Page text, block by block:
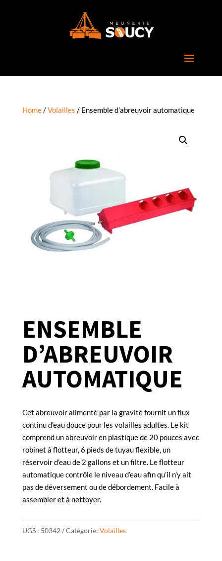
Home/Volailles / Ensemble d’abreuvoir automatique
ENSEMBLE
D’ABREUVOIR
AUTOMATIQUE
Cet abreuvoir alimenté par la gravité fournit un flux
continu d’eau douce pour les volailles adultes. Le kit
comprend un abreuvoir en plastique de 20 pouces avec
robinet à flotteur, 6 pieds de tuyau flexible, un
réservoir d’eau de 2 gallons et un filtre. Le flotteur
automatique contrôle le niveau d’eau afin qu’il n’y ait
pas de déversement ou de débordement. Facile à
assembler et à nettoyer.
UGS : 50342 Catégorie: Volailles